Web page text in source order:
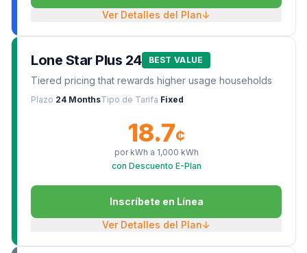
Ver Detalles del Plan↓
Lone Star Plus 24 BEST VALUE
Tiered pricing that rewards higher usage households
Plazo 24 MonthsTipo de Tarifa Fixed
18.7¢
por kWh a 1,000 kWh
con Descuento E-Plan
Inscríbete en Línea
Ver Detalles del Plan↓